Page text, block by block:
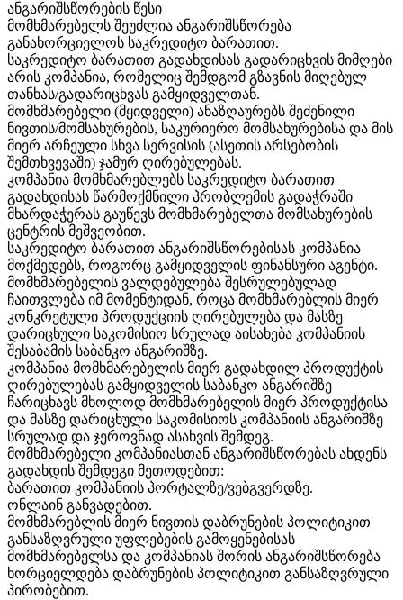
ანგარიშსწორების წესი
მომხმარებელს შეუძლია ანგარიშსწორება
განახორციელოს საკრედიტო ბარათით.
საკრედიტო ბარათით გადახდისას გადარიცხვის მიმღები
არის კომპანია, რომელიც შემდგომ გზავნის მიღებულ
თანხას/გადარიცხვას გამყიდველთან.
მომხმარებელი (მყიდველი) ანაზღაურებს შეძენილი
ნივთის/მომსახურების, საკურიერო მომსახურებისა და მის
მიერ არჩეული სხვა სერვისის (ასეთის არსებობის
შემთხვევაში) ჯამურ ღირებულებას.
კომპანია მომხმარებლებს საკრედიტო ბარათით
გადახდისას წარმოქმნილი პრობლემის გადაჭრაში
მხარდაჭერას გაუწევს მომხმარებელთა მომსახურების
ცენტრის მეშვეობით.
საკრედიტო ბარათით ანგარიშსწორებისას კომპანია
მოქმედებს, როგორც გამყიდველის ფინანსური აგენტი.
მომხმარებელის ვალდებულება შესრულებულად
ჩაითვლება იმ მომენტიდან, როცა მომხმარებლის მიერ
კონკრეტული პროდუქციის ღირებულება და მასზე
დარიცხული საკომისიო სრულად აისახება კომპანიის
შესაბამის საბანკო ანგარიშზე.
კომპანია მომხმარებელის მიერ გადახდილ პროდუქტის
ღირებულებას გამყიდველის საბანკო ანგარიშზე
ჩარიცხავს მხოლოდ მომხმარებელის მიერ პროდუქტისა
და მასზე დარიცხული საკომისიოს კომპანიის ანგარიშზე
სრულად და ჯეროვნად ასახვის შემდეგ.
მომხმარებელი კომპანიასთან ანგარიშსწორებას ახდენს
გადახდის შემდეგი მეთოდებით:
ბარათით კომპანიის პორტალზე/ვებგვერდზე.
ონლაინ განვადებით.
მომხმარებლის მიერ ნივთის დაბრუნების პოლიტიკით
განსაზღვრული უფლებების გამოყენებისას
მომხმარებელსა და კომპანიას შორის ანგარიშსწორება
ხორციელდება დაბრუნების პოლიტიკით განსაზღვრული
პირობებით.